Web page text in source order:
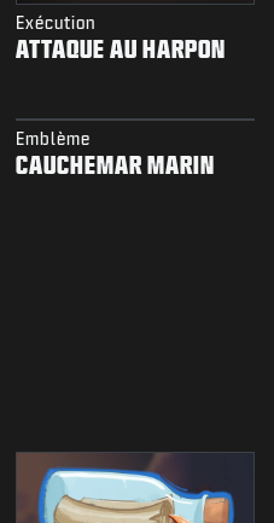
Exécution
ATTAQUE AU HARPON
Emblème
CAUCHEMAR MARIN